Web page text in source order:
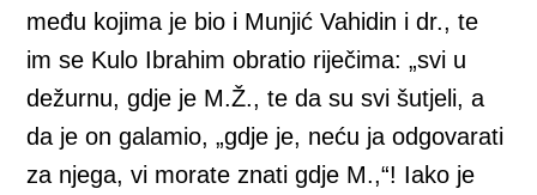
među kojima je bio i Munjić Vahidin i dr., te
im se Kulo Ibrahim obratio riječima: „svi u
dežurnu, gdje je M.Ž., te da su svi šutjeli, a
da je on galamio, „gdje je, neću ja odgovarati
za njega, vi morate znati gdje M.,“! Iako je